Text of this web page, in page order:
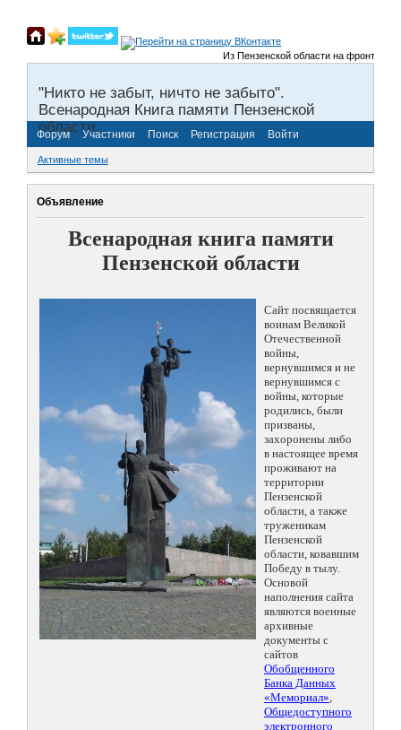
Из Пензенской области на фронты
"Никто не забыт, ничто не забыто".
Всенародная Книга памяти Пензенской
области.
Форум Участники Поиск Регистрация Войти
Активные темы
Объявление
Всенародная книга памяти
Пензенской области
Сайт посвящается
воинам Великой
Отечественной
войны,
вернувшимся и не
вернувшимся с
войны, которые
родились, были
призваны,
захоронены либо
в настоящее время
проживают на
территории
Пензенской
области, а также
труженикам
Пензенской
области, ковавшим
Победу в тылу.
Основой
наполнения сайта
являются военные
архивные
документы с
сайтов
Обобщенного
Банка Данных
«Мемориал»,
Общедоступного
электронного